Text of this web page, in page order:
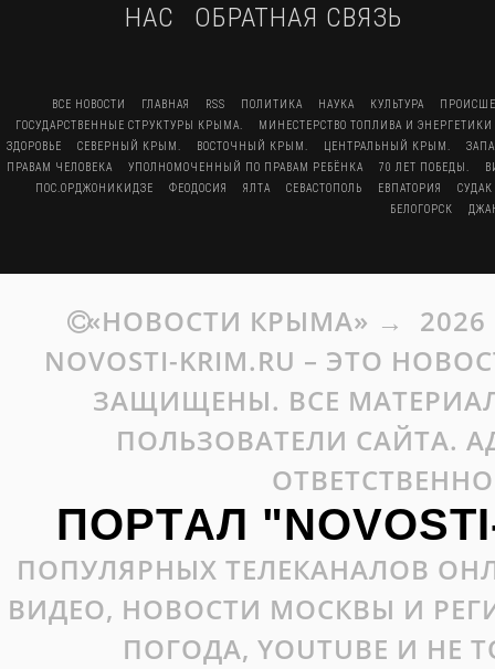
НАС
ОБРАТНАЯ СВЯЗЬ
ВСЕ НОВОСТИ ГЛАВНАЯ RSS ПОЛИТИКА НАУКА КУЛЬТУРА
ГОСУДАРСТВЕННЫЕ СТРУКТУРЫ КРЫМА.
МИНЕСТЕРСТВО ТОПЛИВА И
ЗДОРОВЬЕ
СЕВЕРНЫЙ КРЫМ. ВОСТОЧНЫЙ КРЫМ. ЦЕНТРАЛЬНЫЙ КРЫМ.
ПРАВАМ ЧЕЛОВЕКА
УПОЛНОМОЧЕННЫЙ ПО ПРАВАМ РЕБЁНКА 70 ЛЕТ ПОБЕДЫ.
ПОС.ОРДЖОНИКИДЗЕ
ФЕОДОСИЯ ЯЛТА СЕВАСТОПОЛЬ ЕВПАТОРИЯ
СУДАК
БЕЛОГОРСК
«НОВОСТИ КРЫМА» → 2026
NOVOSTI-KRIM.RU – ЭТО
ЗАЩИЩЕНЫ. ВСЕ
ПОЛЬЗОВАТЕЛИ САЙТА.
ПОРТАЛ
ПОПУЛЯРНЫХ ТЕЛЕКАНАЛОВ
ВИДЕО, НОВОСТИ МОСКВЫ И
ПОГОДА, YOUTUBE И